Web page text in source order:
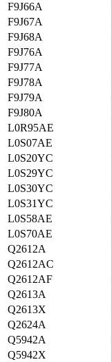
F9J66A
F9J67A
F9J68A
F9J76A
F9J77A
F9J78A
F9J79A
F9J80A
L0R95AE
L0S07AE
L0S20YC
L0S29YC
L0S30YC
L0S31YC
L0S58AE
L0S70AE
Q2612A
Q2612AC
Q2612AF
Q2613A
Q2613X
Q2624A
Q5942A
Q5942X